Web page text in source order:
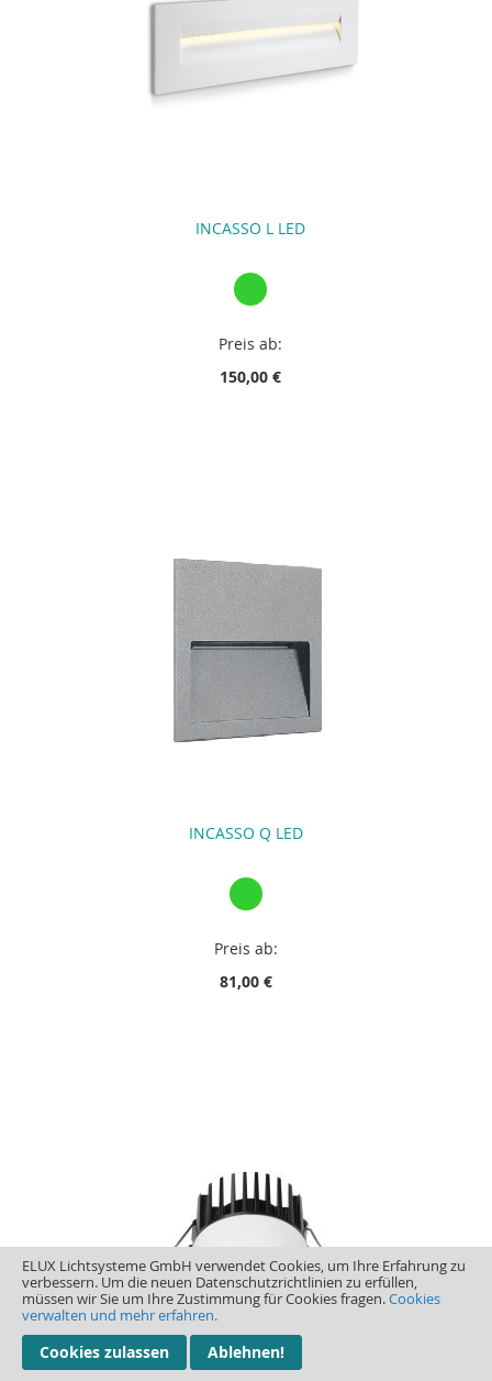
ELUX Lichtsysteme GmbH verwendet Cookies, um Ihre Erfahrung zu
verbessern. Um die neuen Datenschutzrichtlinien zu erfüllen,
müssen wir Sie um Ihre Zustimmung für Cookies fragen.Cookies
verwalten und mehr erfahren.
Cookies zulassen Ablehnen!
INCASSO L LED
Preis ab:
150,00 €
INCASSO Q LED
Preis ab:
81,00 €